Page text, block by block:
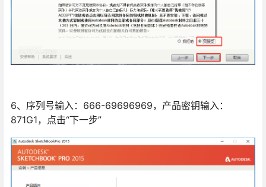
6、序列号输入：666-69696969，产品密钥输入：
871G1，点击“下一步”